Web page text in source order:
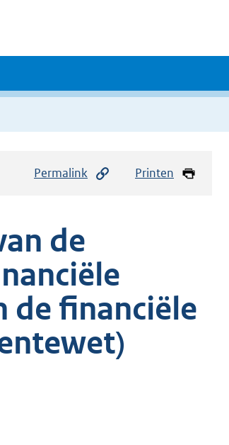
Permalink Printen
de
de financiële